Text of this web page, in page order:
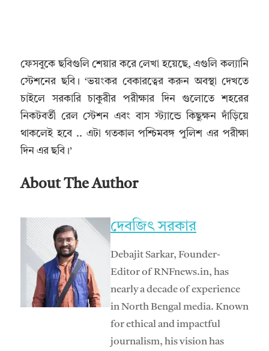
ফেসবুকে ছবিগুলি শেয়ার করে লেখা হয়েছে, এগুলি কল্যানি
স্টেশনের ছবি। ‘ভয়ংকর বেকারত্বের করুন অবস্থা দেখতে
চাইলে সরকারি চাকুরীর পরীক্ষার দিন গুলোতে শহরের
নিকটবর্তী রেল স্টেশন এবং বাস স্ট্যান্ডে কিছুক্ষন দাঁড়িয়ে
থাকলেই হবে .. এটা গতকাল পশ্চিমবঙ্গ পুলিশ এর পরীক্ষা
দিন এর ছবি।’
About The Author
দেবজিৎ সরকার
Debajit Sarkar, Founder-
Editor of RNFnews.in, has
nearly a decade of experience
in North Bengal media. Known
for ethical and impactful
journalism, his vision has